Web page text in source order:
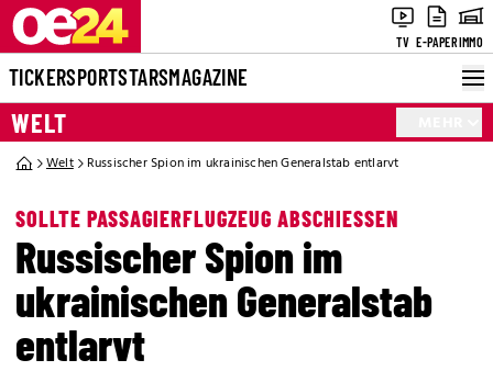
TV E-PAPERIMMO
TICKERSPORTSTARSMAGAZINE
WELT
Welt Russischer Spion im ukrainischen Generalstab entlarvt
SOLLTE PASSAGIERFLUGZEUG ABSCHIESSEN
Russischer Spion im
ukrainischen Generalstab
entlarvt